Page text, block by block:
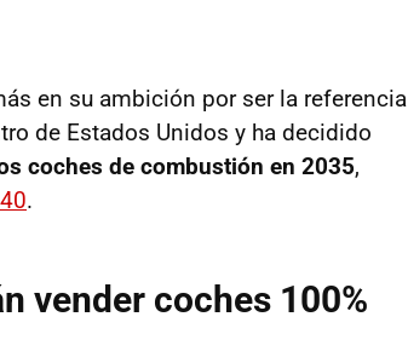
en su ambición por ser la referencia
de Estados Unidos y ha decidido
coches de combustión en 2035,
.
vender coches 100%